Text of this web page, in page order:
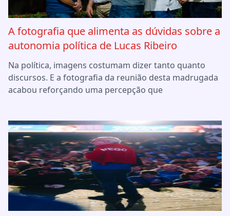
A fotografia que alimenta as dúvidas sobre a
autonomia política de Lucas Ribeiro
Na política, imagens costumam dizer tanto quanto
discursos. E a fotografia da reunião desta madrugada
acabou reforçando uma percepção que